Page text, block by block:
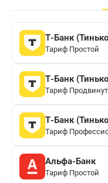
Т-Банк
Тариф Простой
Т-Банк
Тариф
Т-Банк
Тариф
Альфа-Банк
Тариф Простой